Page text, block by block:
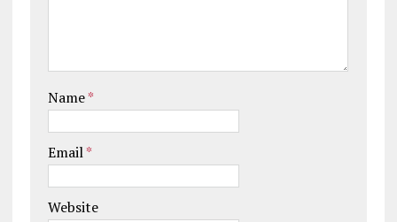
Name*
Email*
Website